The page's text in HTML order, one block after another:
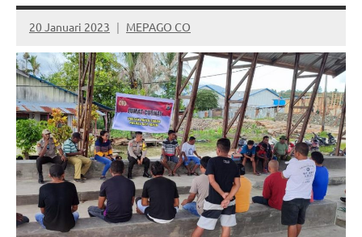
20 Januari 2023 MEPAGO CO
No
comments